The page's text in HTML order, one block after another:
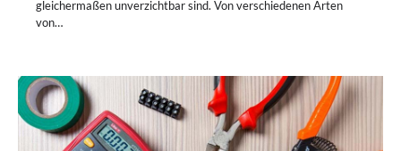
gleichermaßen unverzichtbar sind. Von verschiedenen Arten
von…